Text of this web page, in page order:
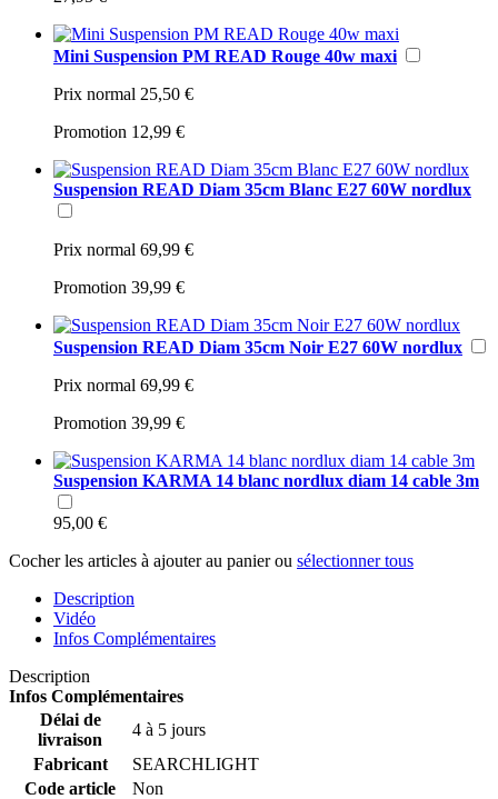
Mini Suspension PM READ Rouge 40w maxi
Prix normal 25,50 €
Promotion 12,99 €
Suspension READ Diam 35cm Blanc E27 60W nordlux
Prix normal 69,99 €
Promotion 39,99 €
Suspension READ Diam 35cm Noir E27 60W nordlux
Prix normal 69,99 €
Promotion 39,99 €
Suspension KARMA 14 blanc nordlux diam 14 cable 3m
95,00 €
Cocher les articles à ajouter au panier ou sélectionner tous
Description
Vidéo
Infos Complémentaires
Description
Infos Complémentaires
Délai de
livraison
4 à 5 jours
Fabricant
SEARCHLIGHT
Code article
Non